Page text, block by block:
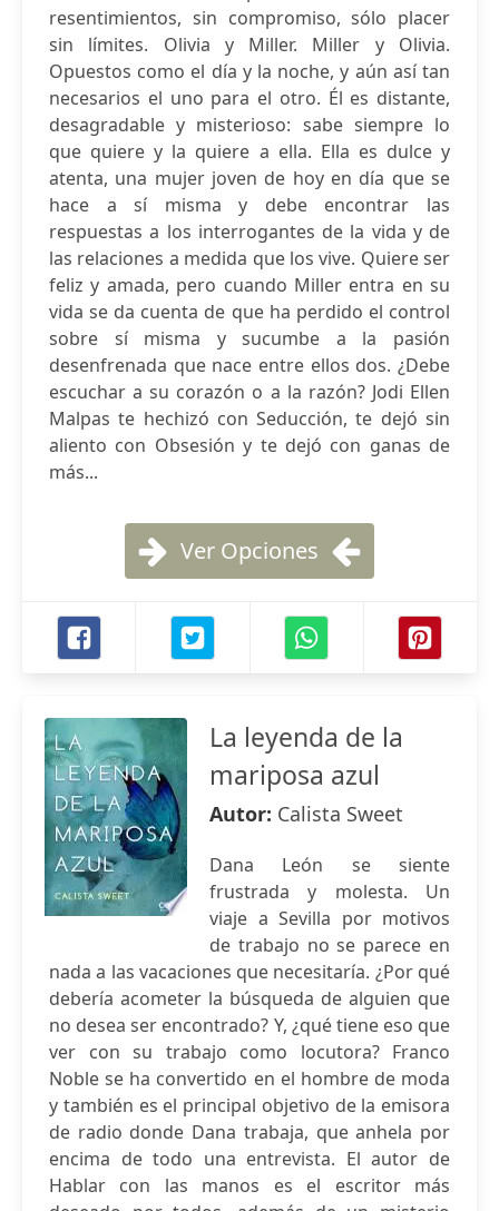
resentimientos, sin compromiso, sólo placer
sin límites. Olivia y Miller. Miller y Olivia.
Opuestos como el día y la noche, y aún así tan
necesarios el uno para el otro. Él es distante,
desagradable y misterioso: sabe siempre lo
que quiere y la quiere a ella. Ella es dulce y
atenta, una mujer joven de hoy en día que se
hace a sí misma y debe encontrar las
respuestas a los interrogantes de la vida y de
las relaciones a medida que los vive. Quiere ser
feliz y amada, pero cuando Miller entra en su
vida se da cuenta de que ha perdido el control
sobre sí misma y sucumbe a la pasión
desenfrenada que nace entre ellos dos. ¿Debe
escuchar a su corazón o a la razón? Jodi Ellen
Malpas te hechizó con Seducción, te dejó sin
aliento con Obsesión y te dejó con ganas de
más...
Ver Opciones
La leyenda de la
mariposa azul
Autor: Calista Sweet
Dana León se siente
frustrada y molesta. Un
viaje a Sevilla por motivos
de trabajo no se parece en
nada a las vacaciones que necesitaría. ¿Por qué
debería acometer la búsqueda de alguien que
no desea ser encontrado? Y, ¿qué tiene eso que
ver con su trabajo como locutora? Franco
Noble se ha convertido en el hombre de moda
y también es el principal objetivo de la emisora
de radio donde Dana trabaja, que anhela por
encima de todo una entrevista. El autor de
Hablar con las manos es el escritor más